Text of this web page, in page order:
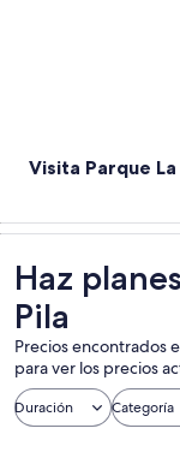
Visita Parque La
Haz
Pila
Precios encontrados
para ver los precios
Duración Categoría